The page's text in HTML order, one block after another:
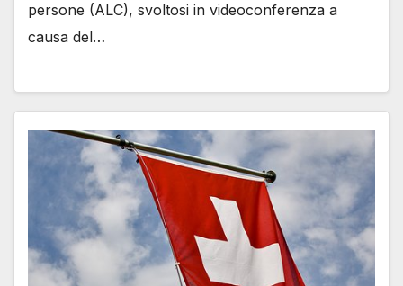
persone (ALC), svoltosi in videoconferenza a
causa del…